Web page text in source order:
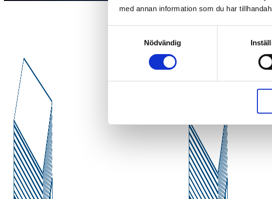
med annan information som du har
Nödvändig